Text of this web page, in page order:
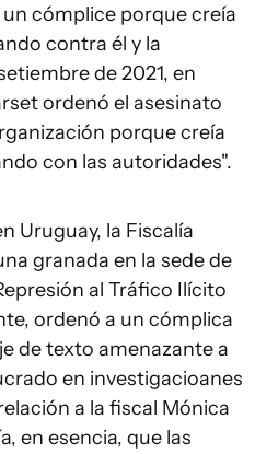
cómplice porque creía
contra él y la
de 2021, en
ordenó el asesinato
porque creía
con las autoridades".
Uruguay, la Fiscalía
granada en la sede de
al Tráfico Ilícito
ordenó a un cómplica
de texto amenazante a
en investigacioanes
a la fiscal Mónica
en esencia, que las